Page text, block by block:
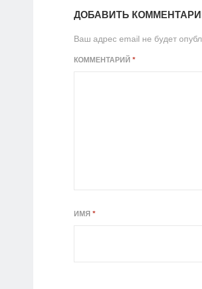
ДОБАВИТЬ
Ваш адрес email не будет
КОММЕНТАРИЙ *
ИМЯ *